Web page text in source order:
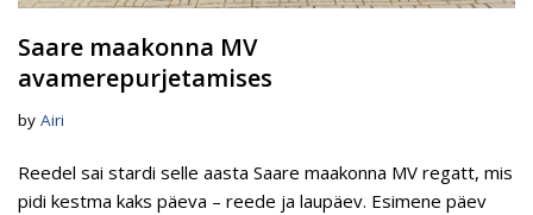
Saare maakonna MV
avamerepurjetamises
by Airi
Reedel sai stardi selle aasta Saare maakonna MV regatt, mis
pidi kestma kaks päeva – reede ja laupäev. Esimene päev